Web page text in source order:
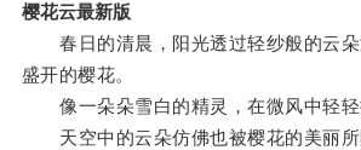
樱花云最新版
春日的清晨，阳光透过轻纱般的云朵
盛开的樱花。
像一朵朵雪白的精灵，在微风中轻轻
天空中的云朵仿佛也被樱花的美丽所